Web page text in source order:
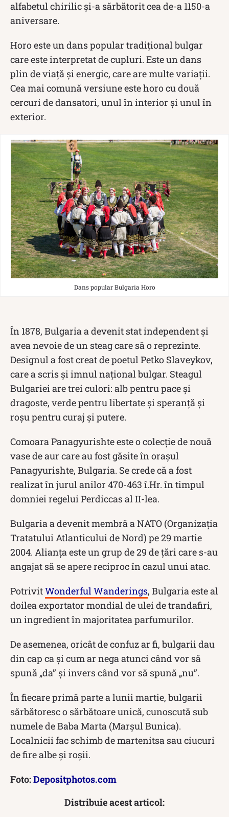
alfabetul chirilic și-a sărbătorit cea de-a 1150-a
aniversare.
Horo este un dans popular tradițional bulgar
care este interpretat de cupluri. Este un dans
plin de viață și energic, care are multe variații.
Cea mai comună versiune este horo cu două
cercuri de dansatori, unul în interior și unul în
exterior.
Dans popular Bulgaria Horo
În 1878, Bulgaria a devenit stat independent și
avea nevoie de un steag care să o reprezinte.
Designul a fost creat de poetul Petko Slaveykov,
care a scris și imnul național bulgar. Steagul
Bulgariei are trei culori: alb pentru pace și
dragoste, verde pentru libertate și speranță și
roșu pentru curaj și putere.
Comoara Panagyurishte este o colecție de nouă
vase de aur care au fost găsite în orașul
Panagyurishte, Bulgaria. Se crede că a fost
realizat în jurul anilor 470-463 î.Hr. în timpul
domniei regelui Perdiccas al II-lea.
Bulgaria a devenit membră a NATO (Organizația
Tratatului Atlanticului de Nord) pe 29 martie
2004. Alianța este un grup de 29 de țări care s-au
angajat să se apere reciproc în cazul unui atac.
PotrivitWonderful Wanderings, Bulgaria este al
doilea exportator mondial de ulei de trandafiri,
un ingredient în majoritatea parfumurilor.
De asemenea, oricât de confuz ar fi, bulgarii dau
din cap ca și cum ar nega atunci când vor să
spună „da” și invers când vor să spună „nu”.
În fiecare primă parte a lunii martie, bulgarii
sărbătoresc o sărbătoare unică, cunoscută sub
numele de Baba Marta (Marșul Bunica).
Localnicii fac schimb de martenitsa sau ciucuri
de fire albe și roșii.
Foto:Depositphotos.com
Distribuie acest articol: